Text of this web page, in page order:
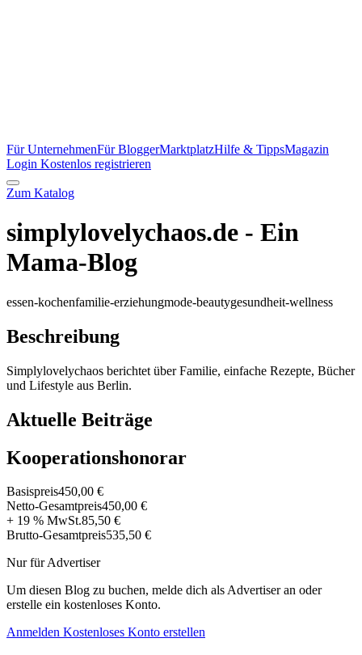
Für UnternehmenFür BloggerMarktplatzHilfe & TippsMagazin
Login Kostenlos registrieren
Zum Katalog
simplylovelychaos.de - Ein
Mama-Blog
essen-kochenfamilie-erziehungmode-beautygesundheit-wellness
Beschreibung
Simplylovelychaos berichtet über Familie, einfache Rezepte, Bücher
und Lifestyle aus Berlin.
Aktuelle Beiträge
Kooperationshonorar
Basispreis450,00 €
Netto-Gesamtpreis450,00 €
+ 19 % MwSt.85,50 €
Brutto-Gesamtpreis535,50 €
Nur für Advertiser
Um diesen Blog zu buchen, melde dich als Advertiser an oder
erstelle ein kostenloses Konto.
Anmelden Kostenloses Konto erstellen